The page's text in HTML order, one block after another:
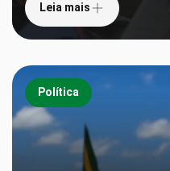
Leia mais
Política